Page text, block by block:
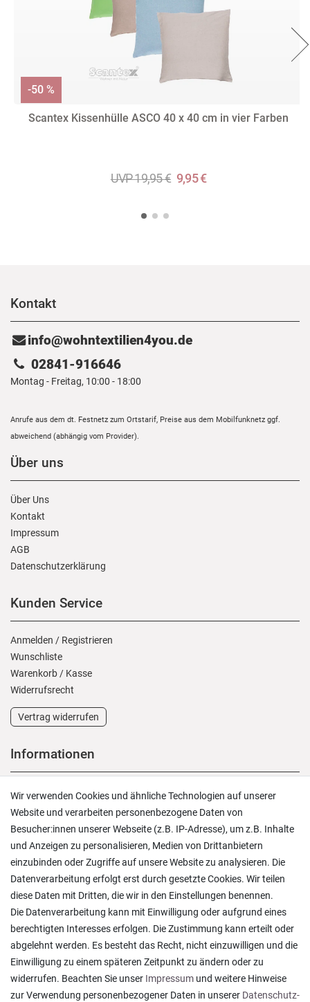
Scantex Kissenhülle ASCO 40 x 40 cm in vier Farben
UVP 19,95 € 9,95 €
-50 %
Kontakt
info@wohntextilien4you.de
02841-916646
Montag - Freitag, 10:00 - 18:00
Anrufe aus dem dt. Festnetz zum Ortstarif, Preise aus dem Mobilfunknetz ggf.
abweichend (abhängig vom Provider).
Über uns
Über Uns
Kontakt
Impressum
AGB
Daten­schutz­erklärung
Kunden Service
Anmelden / Registrieren
Wunschliste
Warenkorb / Kasse
Widerrufs­recht
Vertrag widerrufen
Informationen
Versand und Zahlung
Rücksendungen
Lieferung in die Schweiz
Pflegesymbole
Lagerverkauf
Ratgeber & News
Ein einfach toller Service - prompte Lieferung und
sogar mit Pflegehinweis!
Datum der Veröffentlichung: 05.08.2026
Datum der Kauferfahrung: 29.07.2026
Wir verwenden Cookies und ähnliche Technologien auf unserer
Website und verarbeiten personenbezogene Daten von
Besucher:innen unserer Webseite (z.B. IP-Adresse), um z.B. Inhalte
und Anzeigen zu personalisieren, Medien von Drittanbietern
einzubinden oder Zugriffe auf unsere Website zu analysieren. Die
Datenverarbeitung erfolgt erst durch gesetzte Cookies. Wir teilen
diese Daten mit Dritten, die wir in den Einstellungen benennen.
Die Datenverarbeitung kann mit Einwilligung oder aufgrund eines
berechtigten Interesses erfolgen. Die Zustimmung kann erteilt oder
abgelehnt werden. Es besteht das Recht, nicht einzuwilligen und die
Einwilligung zu einem späteren Zeitpunkt zu ändern oder zu
widerrufen. Beachten Sie unser Impressum und weitere Hinweise
zur Verwendung personenbezogener Daten in unserer Daten­schutz­